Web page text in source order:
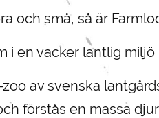
och små, så är
en vacker lantlig
av svenska
förstås en massa